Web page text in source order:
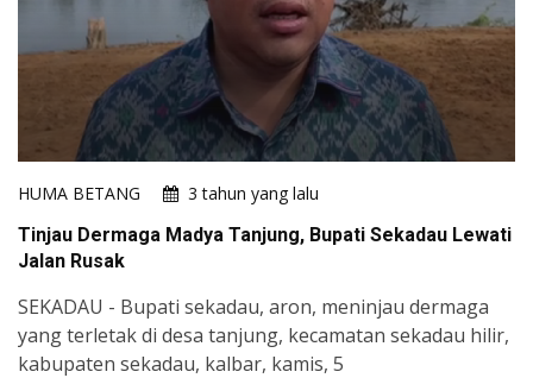
HUMA BETANG
3 tahun yang lalu
Tinjau Dermaga Madya Tanjung, Bupati Sekadau Lewati
Jalan Rusak
SEKADAU - Bupati sekadau, aron, meninjau dermaga
yang terletak di desa tanjung, kecamatan sekadau hilir,
kabupaten sekadau, kalbar, kamis, 5